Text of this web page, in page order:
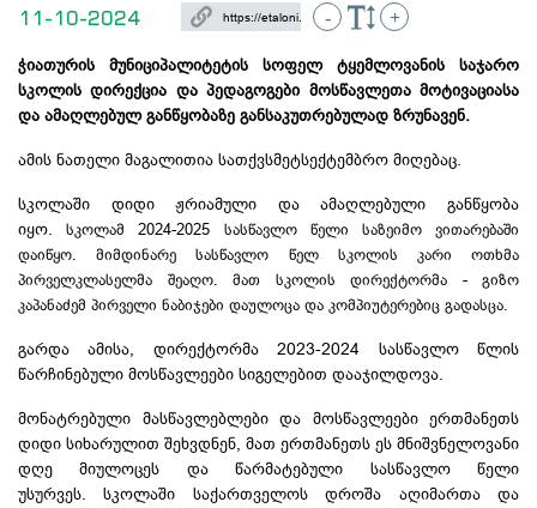
11-10-2024 - +
ჭიათურის მუნიციპალიტეტის სოფელ ტყემლოვანის საჯარო
სკოლის დირექცია და პედაგოგები მოსწავლეთა მოტივაციასა
და ამაღლებულ განწყობაზე განსაკუთრებულად ზრუნავენ.
ამის ნათელი მაგალითია სათქვსმეტსექტემბრო მიღებაც.
სკოლაში დიდი ჟრიამული და ამაღლებული განწყობა
იყო.სკოლამ 2024-2025 სასწავლო წელი საზეიმო ვითარებაში
დაიწყო. მიმდინარე სასწავლო წელ სკოლის კარი ოთხმა
პირველკლასელმა შეაღო. მათ სკოლის დირექტორმა - გიზო
კაპანაძემ პირველი ნაბიჯები დაულოცა და კომპიუტერებიც გადასცა.
გარდა ამისა, დირექტორმა 2023-2024 სასწავლო წლის
წარჩინებული მოსწავლეები სიგელებით დააჯილდოვა.
მონატრებული მასწავლებლები და მოსწავლეები ერთმანეთს
დიდი სიხარულით შეხვდნენ, მათ ერთმანეთს ეს მნიშვნელოვანი
დღე მიულოცეს და წარმატებული სასწავლო წელი
უსურვეს. სკოლაში საქართველოს დროშა აღიმართა და